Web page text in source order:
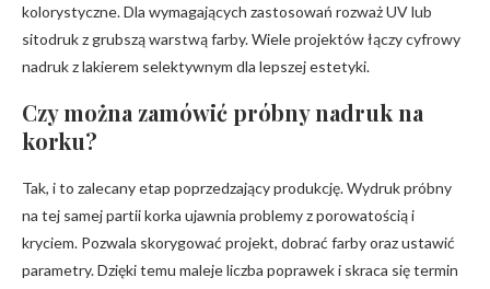
kolorystyczne. Dla wymagających zastosowań rozważ UV lub
sitodruk z grubszą warstwą farby. Wiele projektów łączy cyfrowy
nadruk z lakierem selektywnym dla lepszej estetyki.
Czy można zamówić próbny nadruk na
korku?
Tak, i to zalecany etap poprzedzający produkcję. Wydruk próbny
na tej samej partii korka ujawnia problemy z porowatością i
kryciem. Pozwala skorygować projekt, dobrać farby oraz ustawić
parametry. Dzięki temu maleje liczba poprawek i skraca się termin